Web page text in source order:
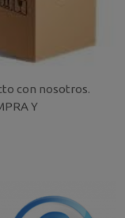
con nosotros.
Y